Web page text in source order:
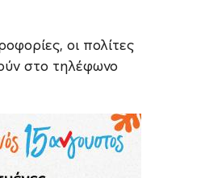
οι πολίτες
στο τηλέφωνο